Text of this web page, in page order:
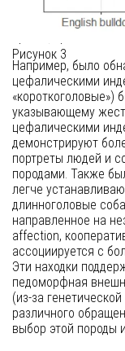
Рисунок 3
различные
брахицефальными
Например, было
цефалическими
«короткоголовые»)
указывающему
цефалическими
демонстрируют
портреты людей и
породами. Также
легче
длинноголовые
направленное на
affection,
ассоциируется с
Эти находки
педоморфная
(из-за
различного
выбор этой породы